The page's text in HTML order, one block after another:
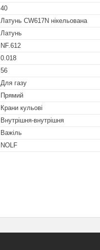
40
Латунь CW617N нікельована
Латунь
NF.612
0.018
56
Для газу
Прямий
Крани кульові
Внутрішня-внутрішня
Важіль
NOLF